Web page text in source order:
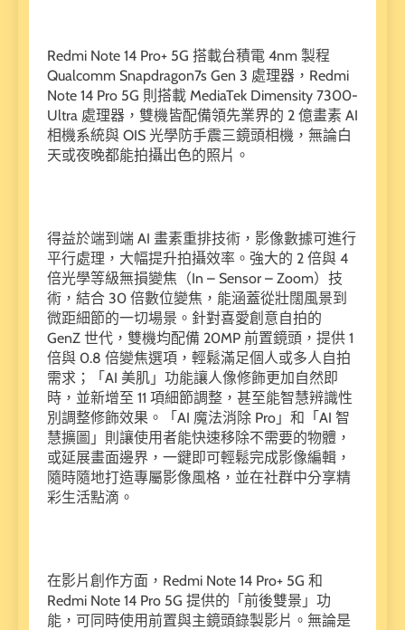
Redmi Note 14 Pro+ 5G 搭載台積電 4nm 製程
Qualcomm Snapdragon7s Gen 3 處理器，Redmi
Note 14 Pro 5G 則搭載 MediaTek Dimensity 7300-
Ultra 處理器，雙機皆配備領先業界的 2 億畫素 AI
相機系統與 OIS 光學防手震三鏡頭相機，無論白
天或夜晚都能拍攝出色的照片。
得益於端到端 AI 畫素重排技術，影像數據可進行
平行處理，大幅提升拍攝效率。強大的 2 倍與 4
倍光學等級無損變焦（In – Sensor – Zoom）技
術，結合 30 倍數位變焦，能涵蓋從壯闊風景到
微距細節的一切場景。針對喜愛創意自拍的
GenZ 世代，雙機均配備 20MP 前置鏡頭，提供 1
倍與 0.8 倍變焦選項，輕鬆滿足個人或多人自拍
需求；「AI 美肌」功能讓人像修飾更加自然即
時，並新增至 11 項細節調整，甚至能智慧辨識性
別調整修飾效果。「AI 魔法消除 Pro」和「AI 智
慧擴圖」則讓使用者能快速移除不需要的物體，
或延展畫面邊界，一鍵即可輕鬆完成影像編輯，
隨時隨地打造專屬影像風格，並在社群中分享精
彩生活點滴。
在影片創作方面，Redmi Note 14 Pro+ 5G 和
Redmi Note 14 Pro 5G 提供的「前後雙景」功
能，可同時使用前置與主鏡頭錄製影片。無論是